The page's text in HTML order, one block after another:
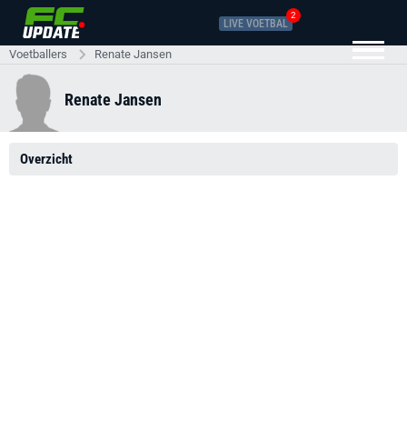
LIVE VOETBAL
2
Voetballers Renate Jansen
Renate Jansen
Overzicht